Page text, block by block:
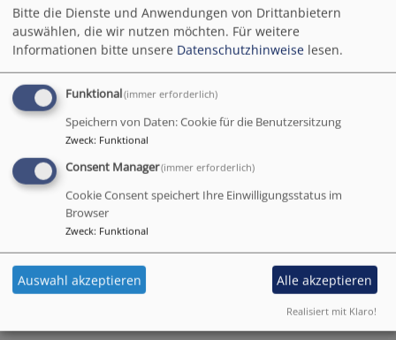
Barbara Hagen Beate Wolf
Bitte die Dienste und Anwendungen von Drittanbietern
auswählen, die wir nutzen möchten. Für weitere
Informationen bitte unsere Datenschutzhinweise lesen.
Funktional(immer erforderlich)
Speichern von Daten: Cookie für die Benutzersitzung
Zweck: Funktional
Consent Manager(immer erforderlich)
Cookie Consent speichert Ihre Einwilligungsstatus im
Browser
Zweck: Funktional
Auswahl akzeptieren Alle akzeptieren
Realisiert mit Klaro!